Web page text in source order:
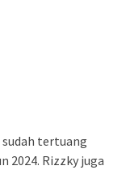
tertuang
2024. Rizzky juga